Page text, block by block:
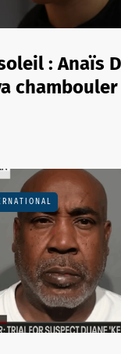
: Anaïs